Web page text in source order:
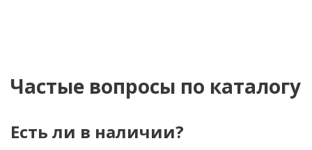
Частые вопросы по каталогу
Есть ли в наличии?